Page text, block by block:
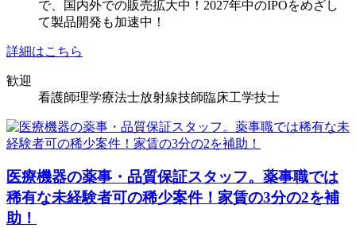
で、国内外での販売拡大中！2027年中のIPOをめざし
て製品開発も加速中！
詳細はこちら
歓迎
看護師理学療法士放射線技師臨床工学技士
医療機器の薬事・品質保証スタッフ。薬事職では
稀有な未経験者可の稀少案件！家賃の3分の2を補
助！